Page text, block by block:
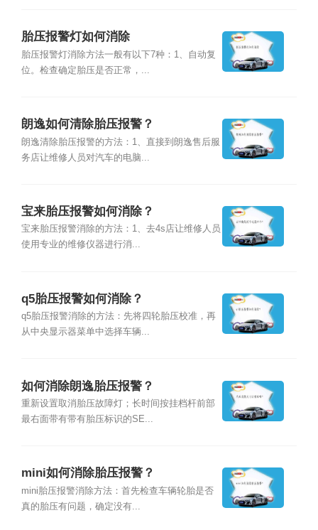
胎压报警灯如何消除
胎压报警灯消除方法一般有以下7种：1、自动复
位。检查确定胎压是否正常，...
朗逸如何清除胎压报警？
朗逸清除胎压报警的方法：1、直接到朗逸售后服
务店让维修人员对汽车的电脑...
宝来胎压报警如何消除？
宝来胎压报警消除的方法：1、去4s店让维修人员
使用专业的维修仪器进行消...
q5胎压报警如何消除？
q5胎压报警消除的方法：先将四轮胎压校准，再
从中央显示器菜单中选择车辆...
如何消除朗逸胎压报警？
重新设置取消胎压故障灯；长时间按挂档杆前部
最右面带有带有胎压标识的SE...
mini如何消除胎压报警？
mini胎压报警消除方法：首先检查车辆轮胎是否
真的胎压有问题，确定没有...